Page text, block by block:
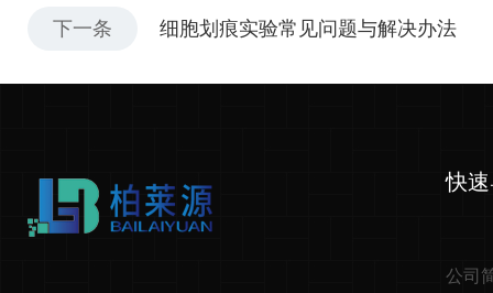
下一条 细胞划痕实验常见问题与解决办法
快
公司